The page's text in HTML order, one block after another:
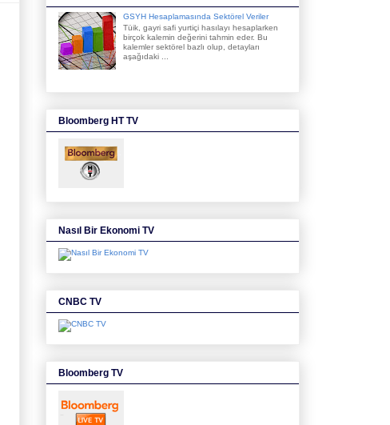
GSYH Hesaplamasında Sektörel Veriler
Tüik, gayri safi yurtiçi hasılayı hesaplarken
birçok kalemin değerini tahmin eder. Bu
kalemler sektörel bazlı olup, detayları
aşağıdaki ...
Bloomberg HT TV
Nasıl Bir Ekonomi TV
CNBC TV
Bloomberg TV